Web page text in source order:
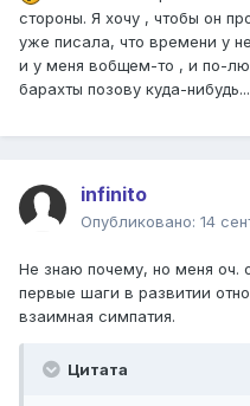
стороны. Я хочу , чтобы он
уже писала, что времени у
и у меня вобщем-то , и по-
барахты позову куда-
infinito
Опубликовано: 14
Не знаю почему, но меня оч.
первые шаги в развитии
взаимная симпатия.
Цитата